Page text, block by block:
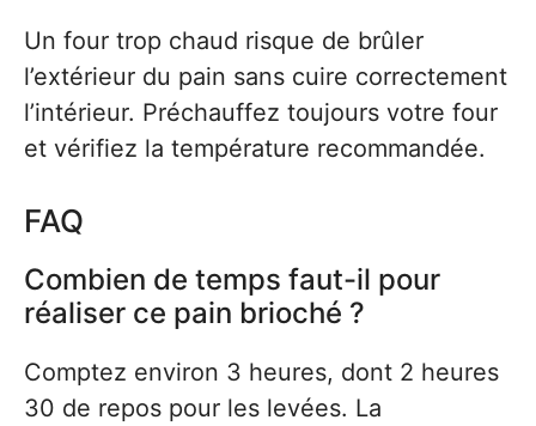
Un four trop chaud risque de brûler
l’extérieur du pain sans cuire correctement
l’intérieur. Préchauffez toujours votre four
et vérifiez la température recommandée.
FAQ
Combien de temps faut-il pour
réaliser ce pain brioché ?
Comptez environ 3 heures, dont 2 heures
30 de repos pour les levées. La